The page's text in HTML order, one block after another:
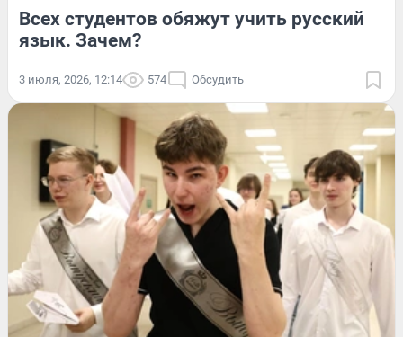
Всех студентов обяжут учить русский
язык. Зачем?
3 июля, 2026, 12:14 574 Обсудить